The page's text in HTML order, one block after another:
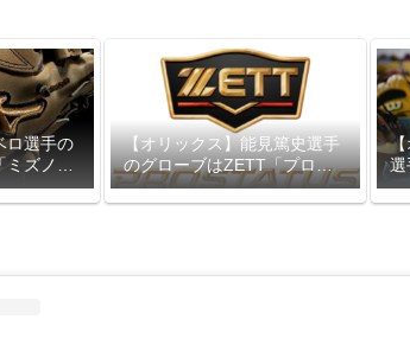
ロ選手の
ズノプ
【オリックス】能見篤史選手
のグローブはZETT「プロス
テイタス」
【
選
ン